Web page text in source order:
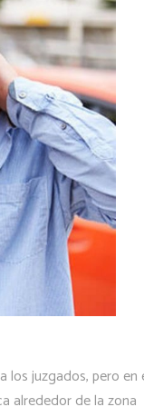
los juzgados, pero en
alrededor de la zona